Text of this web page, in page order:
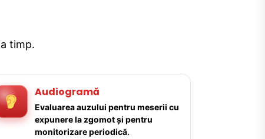
timp.
Audiogramă
Evaluarea auzului pentru meserii cu
expunere la zgomot și pentru
monitorizare periodică.